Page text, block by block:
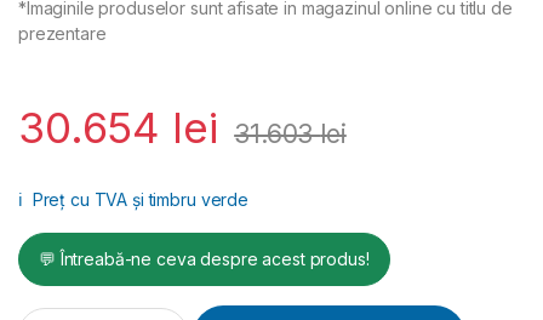
*Imaginile produselor sunt afisate in magazinul online cu titlu de
prezentare
30.654 lei 31.603lei
ℹ️ Preț cu TVA și timbru verde
💬 Întreabă-ne ceva despre acest produs!